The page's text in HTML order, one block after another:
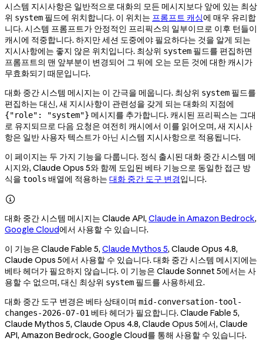
시스템 지시사항은 일반적으로 대화의 모든 메시지보다 앞에 있는 최상
위 system 필드에 위치합니다. 이 위치는 프롬프트 캐싱에 매우 유리합
니다. 시스템 프롬프트가 안정적인 프리픽스의 일부이므로 이후 턴들이
캐시에 적중합니다. 하지만 세션 도중에야 필요하다는 것을 알게 되는
지시사항에는 좋지 않은 위치입니다. 최상위 system 필드를 편집하면
프롬프트의 맨 앞부분이 변경되어 그 뒤에 오는 모든 것에 대한 캐시가
무효화되기 때문입니다.
대화 중간 시스템 메시지는 이 간극을 메웁니다. 최상위 system 필드를
편집하는 대신, 새 지시사항이 관련성을 갖게 되는 대화의 지점에
{"role": "system"} 메시지를 추가합니다. 캐시된 프리픽스는 그대
로 유지되므로 다음 요청은 여전히 캐시에서 이를 읽어오며, 새 지시사
항은 일반 사용자 텍스트가 아닌 시스템 지시사항으로 적용됩니다.
이 페이지는 두 가지 기능을 다룹니다. 정식 출시된 대화 중간 시스템 메
시지와, Claude Opus 5와 함께 도입된 베타 기능으로 동일한 접근 방
식을 tools 배열에 적용하는 대화 중간 도구 변경입니다.

대화 중간 시스템 메시지는 Claude API, Claude in Amazon Bedrock,
Google Cloud에서 사용할 수 있습니다.
이 기능은 Claude Fable 5, Claude Mythos 5, Claude Opus 4.8,
Claude Opus 5에서 사용할 수 있습니다. 대화 중간 시스템 메시지에는
베타 헤더가 필요하지 않습니다. 이 기능은 Claude Sonnet 5에서는 사
용할 수 없으며, 대신 최상위 system 필드를 사용하세요.
대화 중간 도구 변경은 베타 상태이며 mid-conversation-tool-
changes-2026-07-01 베타 헤더가 필요합니다. Claude Fable 5,
Claude Mythos 5, Claude Opus 4.8, Claude Opus 5에서, Claude
API, Amazon Bedrock, Google Cloud를 통해 사용할 수 있습니다.